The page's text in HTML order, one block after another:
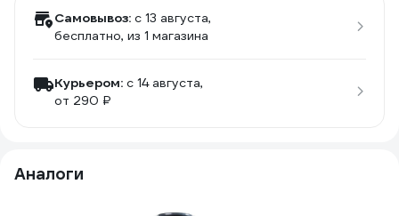
Самовывоз: c 13 августа,
бесплатно, из 1 магазина
Курьером: c 14 августа,
от 290 ₽
Аналоги